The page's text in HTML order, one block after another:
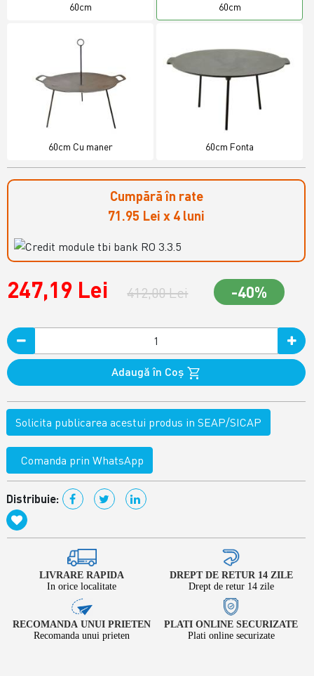
60cm 60cm
60cm Cu maner 60cm Fonta
Cumpără în rate
71.95 Lei x 4 luni
247,19 Lei 412,00 Lei -40%
Adaugă în Coş
Solicita publicarea acestui produs in SEAP/SICAP
Comanda prin WhatsApp
Distribuie:
LIVRARE RAPIDA
In orice localitate
DREPT DE RETUR 14 ZILE
Drept de retur 14 zile
RECOMANDA UNUI PRIETEN
Recomanda unui prieten
PLATI ONLINE SECURIZATE
Plati online securizate